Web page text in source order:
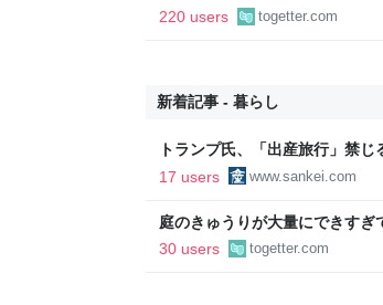
であるべき」「海外でもある」
220 users togetter.com
新着記事 - 暮らし
トランプ氏、「出産旅行」禁
の渡米を問題視
17 users www.sankei.com
庭のきゅうりが大量にできす
「きゅうりレシピ」をたくさん
30 users togetter.com